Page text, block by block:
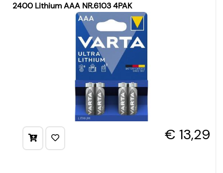
2400 Lithium AAA NR.6103 4PAK
€ 13,29